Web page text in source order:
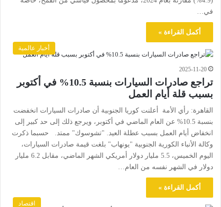
في…
أكمل القراءة »
أخبار عالمية
2025-11-20
تراجع صادرات السيارات بنسبة 10.5% في أكتوبر
بسبب قلة أيام العمل
القاهرة: رأي الأمة أعلنت كوريا الجنوبية أن صادرات السيارات انخفضت
بنسبة 10.5% عن العام الماضي في أكتوبر، ويرجع ذلك إلى حد كبير إلى
انخفاض أيام العمل بسبب عطلة العيد. "تشوسوك" ممتد. حسبما ذكرت
وكالة الأنباء الكورية الجنوبية "يونهاب" بلغت قيمة صادرات السيارات،
اليوم الخميس، 5.5 مليار دولار أمريكي الشهر الماضي، مقابل 6.2 مليار
دولار في الشهر نفسه من العام…
أكمل القراءة »
اقتصاد